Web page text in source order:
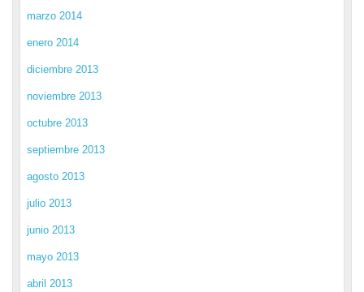
marzo 2014
enero 2014
diciembre 2013
noviembre 2013
octubre 2013
septiembre 2013
agosto 2013
julio 2013
junio 2013
mayo 2013
abril 2013